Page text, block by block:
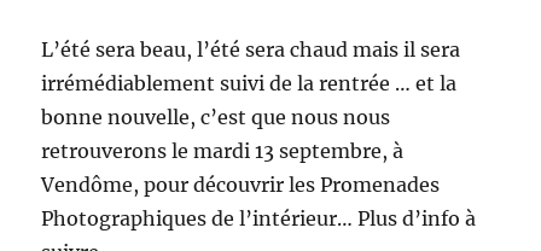
L’été sera beau, l’été sera chaud mais il sera
irrémédiablement suivi de la rentrée … et la
bonne nouvelle, c’est que nous nous
retrouverons le mardi 13 septembre, à
Vendôme, pour découvrir les Promenades
Photographiques de l’intérieur… Plus d’info à